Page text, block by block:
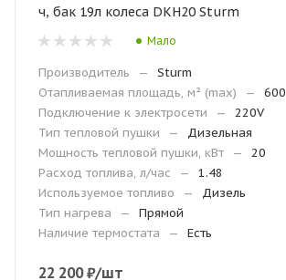
ч, бак 19л колеса DKH20 Sturm
Мало
Производитель —
Sturm
Отапливаемая площадь, м² (max)
—
600
Подключение к электросети
—
220V
Тип тепловой пушки
—
Дизельная
Мощность тепловой пушки, кВт
—
20
Расход топлива, л/час
—
1.48
Используемое топливо
—
Дизель
Тип нагрева
—
Прямой
Наличие термостата
— Есть
22 200₽/шт